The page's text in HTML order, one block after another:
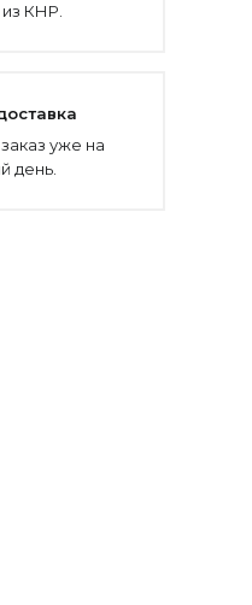
КНР.
уже на
день.